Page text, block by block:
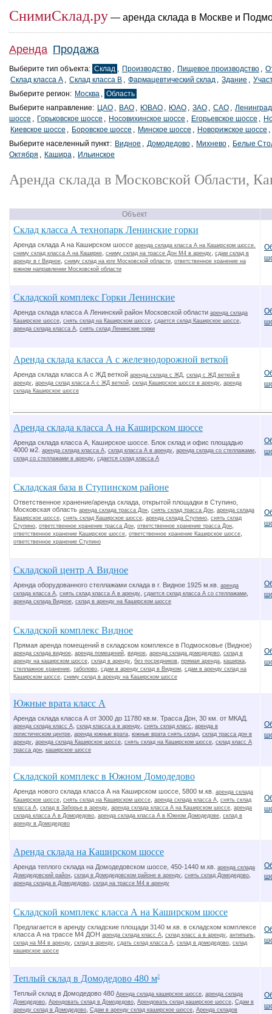
СнимиСклад.ру — аренда склада в Москве и
Аренда Продажа
Выберите тип объекта: Склад , Производство , Пищевое производство ,
Склад класса A , Склад класса B , Фармацевтический склад , Здание ,
Выберите регион: Москва , Область
Выберите направление: ЦАО , ВАО , ЮВАО , ЮАО , ЗАО , САО ,
шоссе , Горьковское шоссе , Носовихинское шоссе , Егорьевское шоссе ,
Киевское шоссе , Боровское шоссе , Минское шоссе , Новорижское шоссе ,
Выберите населенный пункт: Видное , Домодедово , Михнево , Белые
Октября , Кашира , Ильинское
Аренда склада в Московской Области,
Объект
Склад класса А технопарк Ленинские горки
Аренда склада А на Каширском шоссе аренда склада класса А на Каширском шоссе.
сниму склад класса А на Каширке сниму склад на трассе Дон М4 в аренду сдам склад в
аренду в г Видное сниму склад на юге Московской области ответственное хранение на
южном направлении Московской области
Складской комплекс Горки Ленинские
Аренда склада класса А Ленинский район Московской области аренда склада
Каширское шоссе снять склад на Каширском шоссе сдается склад Каширское шоссе
аренда склада класса А снять склад Ленинские горки
Аренда склада класса А с железнодорожной веткой
Аренда склада класса А с ЖД веткой аренда склада с ЖД склад с ЖД веткой в
аренду аренда склад класса А с ЖД веткой склад Каширское шоссе в аренду аренда
склада Каширское шоссе
Аренда склада класса А на Каширском шоссе
Аренда склада класса А, Каширское шоссе. Блок склад и офис площадью
4000 м2. аренда склада класса А склад класса А в аренду аренда склада со стеллажами
склад со стеллажами в аренду сдается склад класса А
Складская база в Ступинском районе
Ответственное хранение/аренда склада, открытой площадки в Ступино,
Московская область аренда склада трасса Дон снять склад трасса Дон аренда склада
Каширское шоссе снять склад Каширское шоссе аренда склада Ступино снять склад
Ступино ответственное хранение трасса Дон ответственное хранение трасса Дон
ответственное хранение Каширское шоссе ответственное хранение Каширское шоссе
ответственное хранение Ступино
Складской центр А Видное
Аренда оборудованного стеллажами склада в г. Видное 1925 м.кв. аренда
склада класса А снять склад класса А в аренду сдается склад класса А со стеллажами
аренда склада Видное склад в аренду на Каширском шоссе
Складской комплекс Видное
Прямая аренда помещений в складском комплексе в Подмосковье (Видное)
аренда склада видное аренда помещений видное аренда склада домодедово склад в
аренду на каширском шоссе склад в аренду без посредников прямая аренда каширка
стеллажное хранение таболово сдам в аренду склад в Видном сдам в аренду склад на
Каширском шоссе сниму склад в аренду на Каширском шоссе
Южные врата класс А
Аренда склада класса А от 3000 до 11780 кв.м. Трасса Дон, 30 км. от МКАД.
аренда склада класс А склад класса а в аренду снять склад класс
аренда в
логистическом центре аренда южные врата южные врата снять склад склад трасса дон в
аренду аренда склада Каширское шоссе снять склад на Каширском шоссе склад класс А
трасса дон каширское шоссе
Складской комплекс в Южном Домодедово
Аренда нового склада класса А на Каширском шоссе, 5800 м.кв. аренда склада
Каширское шоссе снять склад на Каширском шоссе аренда склада класса А снять склад
класса А склад в Заборье в аренду аренда склада класса А на Каширском шоссе аренда
склада класса А в Домодедово аренда склада класса А в Южном Домодедове склад в
аренду в Домодедово
Аренда склада на Каширском шоссе
Аренда теплого склада на Домодедовском шоссе, 450-1440 м.кв. аренда склада
Домодедовский район склад в Домодедовском районе в аренду снять склад Домодедово
аренда склада в Домодедово склад на трассе М4 в аренду
Складской комплекс класса А на Каширском шоссе
Предлагается в аренду складские площади 3140 м.кв. в складском комплексе
класса А на трассе М4 ДОН аренда склада класс А склад класс а в аренду антипыль
склад на М4 в аренду склад в аренду сдать склад класса А склад в домодедово склад
каширское шоссе
Теплый склад в Домодедово 480 м2
Теплый склад в Домодедово 480 Аренда склада каширское шоссе аренда склада
Домодедово Арендовать склад в Домодедово Арендовать склад каширское шоссе Сдам в
аренду склад в Домодедово Сдам в аренду склад каширское шоссе Аренда складов